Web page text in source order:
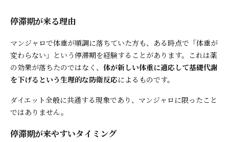
停滞期が来る理由
マンジャロで体重が順調に落ちていた方も、ある時点で「体重が
変わらない」という停滞期を経験することがあります。これは薬
の効果が落ちたのではなく、 体が新しい体重に適応して基礎代謝
を下げるという生理的な防衛反応によるものです。
ダイエット全般に共通する現象であり、マンジャロに限ったこと
ではありません。
停滞期が来やすいタイミング